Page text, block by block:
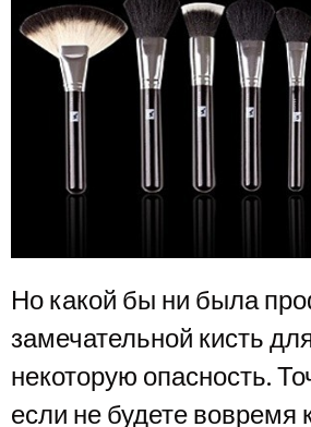
Но какой бы ни была
замечательной кисть
некоторую опасность.
если не будете вовремя